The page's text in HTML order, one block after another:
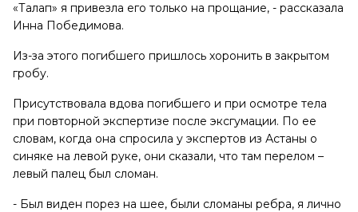
«Талап» я привезла его только на прощание, - рассказала
Инна Победимова.
Из-за этого погибшего пришлось хоронить в закрытом
гробу.
Присутствовала вдова погибшего и при осмотре тела
при повторной экспертизе после эксгумации. По ее
словам, когда она спросила у экспертов из Астаны о
синяке на левой руке, они сказали, что там перелом –
левый палец был сломан.
- Был виден порез на шее, были сломаны ребра, я лично